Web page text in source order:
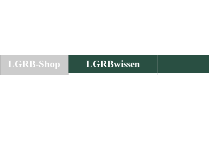
LGRB-Shop LGRBwissen